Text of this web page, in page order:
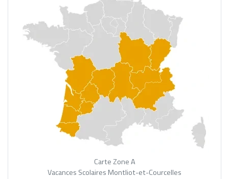
Carte Zone A
Vacances Scolaires Montliot-et-Courcelles